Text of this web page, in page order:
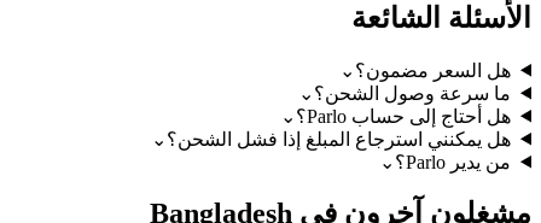
الأسئلة الشائعة
هل السعر مضمون؟ ⌄
ما سرعة وصول الشحن؟ ⌄
هل أحتاج إلى حساب Parlo؟
⌄
هل يمكنني استرجاع المبلغ إذا فشل الشحن؟ ⌄
من يدير Parlo؟
⌄
مشغلون آخرون في Bangladesh